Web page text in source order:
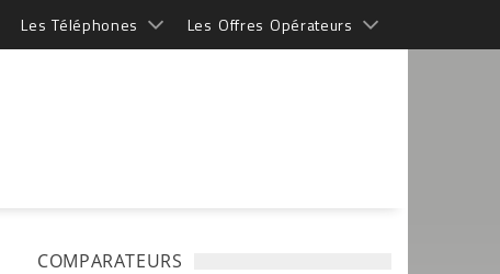
Les Téléphones Les Offres Opérateurs
COMPARATEURS